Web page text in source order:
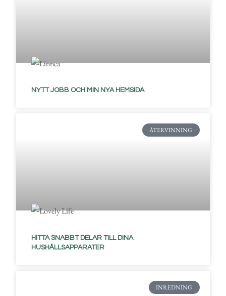
NYTT JOBB OCH MIN NYA HEMSIDA
ÅTERVINNING
HITTA SNABBT DELAR TILL DINA
HUSHÅLLSAPPARATER
INREDNING